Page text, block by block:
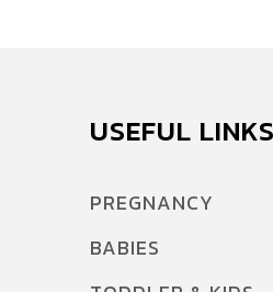
USEFUL LINKS
PREGNANCY
BABIES